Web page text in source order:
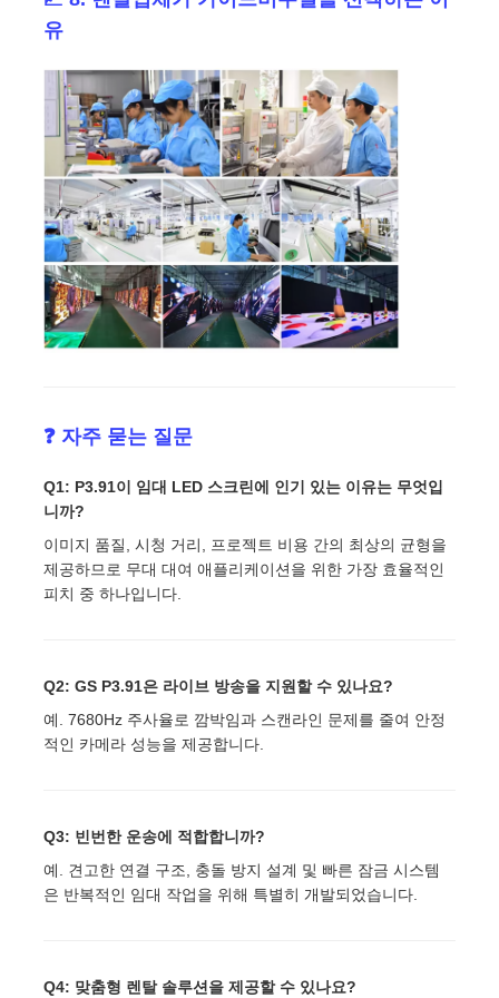
유
❓ 자주 묻는 질문
Q1: P3.91이 임대 LED 스크린에 인기 있는 이유는 무엇입
니까?
이미지 품질, 시청 거리, 프로젝트 비용 간의 최상의 균형을
제공하므로 무대 대여 애플리케이션을 위한 가장 효율적인
피치 중 하나입니다.
Q2: GS P3.91은 라이브 방송을 지원할 수 있나요?
예. 7680Hz 주사율로 깜박임과 스캔라인 문제를 줄여 안정
적인 카메라 성능을 제공합니다.
Q3: 빈번한 운송에 적합합니까?
예. 견고한 연결 구조, 충돌 방지 설계 및 빠른 잠금 시스템
은 반복적인 임대 작업을 위해 특별히 개발되었습니다.
Q4: 맞춤형 렌탈 솔루션을 제공할 수 있나요?